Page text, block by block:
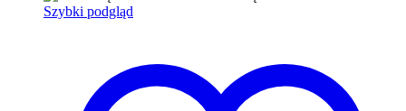
Szybki podgląd